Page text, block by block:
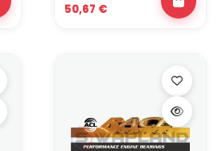
50,67 €